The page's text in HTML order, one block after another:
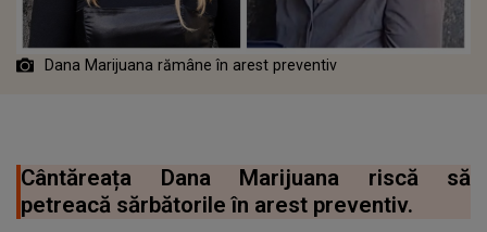
Dana Marijuana rămâne în arest preventiv
Cântăreața Dana Marijuana riscă să
petreacă sărbătorile în arest preventiv.